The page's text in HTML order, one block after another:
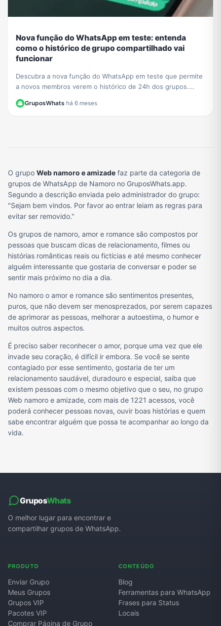
Nova função do WhatsApp em teste: entenda
como o histórico de grupo compartilhado vai
funcionar
Descubra a nova função do WhatsApp em teste que permite
a novos membros verem o histórico de 24h dos grupos.
GruposWhats·há 6 meses
O grupo Web namoro e amizade faz parte da categoria de
grupos de WhatsApp de Namoro no GruposWhats.app.
Segundo a descrição enviada pelo administrador do grupo:
"Sejam bem vindos. Por favor ao entrar leiam as regras para
evitar ser removido."
Os grupos de namoro, amor e romance são compostos por
pessoas que buscam dicas de relacionamento, filmes ou
histórias românticas reais ou fictícias e até mesmo conhecer
alguém interessante que gostaria de conversar e poder se
sentir mais próximo no dia a dia.
No namoro o amor e romance são sentimentos presentes,
puros, que não devem ser menosprezados, por serem capazes
de aprimorar as pessoas, melhorar a autoestima, o humor e
muitos outros aspectos.
É preciso saber reconhecer o amor, porque uma vez que ele
invade seu coração, é difícil ir embora. Se você se sente
contagiado por esse sentimento, gostaria de ter um
relacionamento saudável, duradouro e especial, saiba que
existem pessoas com o mesmo objetivo que o seu, no grupo
Web namoro e amizade, com mais de 1221 acessos, você
poderá conhecer pessoas novas, ouvir boas histórias e quem
sabe encontrar alguém que possa te acompanhar ao longo da
vida.
GruposWhats
O melhor lugar para encontrar e
compartilhar grupos de WhatsApp.
PRODUTO
Enviar Grupo
Meus Grupos
Grupos VIP
Pacotes VIP
Comprar Página de Grupo
CONTEÚDO
Blog
Ferramentas para WhatsApp
Frases para Status
Locais